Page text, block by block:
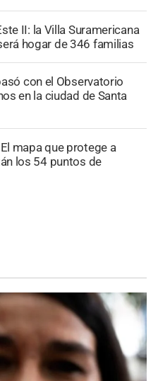
II: la Villa Suramericana
hogar de 346 familias
con el Observatorio
en la ciudad de Santa
El mapa que protege a
los 54 puntos de